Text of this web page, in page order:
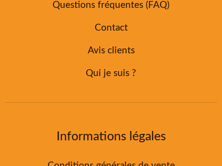
Questions fréquentes (FAQ)
Contact
Avis clients
Qui je suis ?
Informations légales